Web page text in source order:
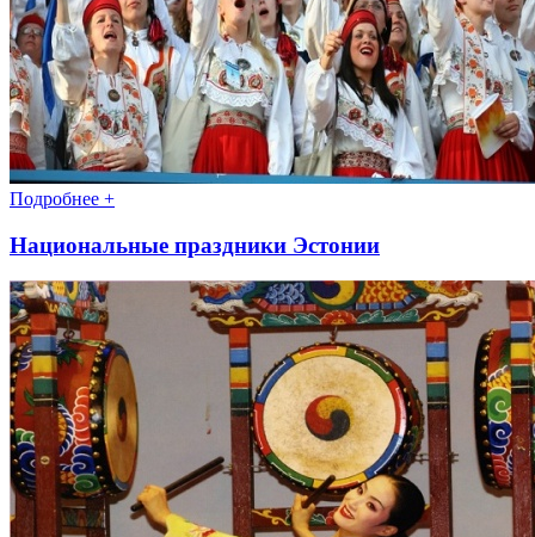
Подробнее +
Национальные праздники Эстонии